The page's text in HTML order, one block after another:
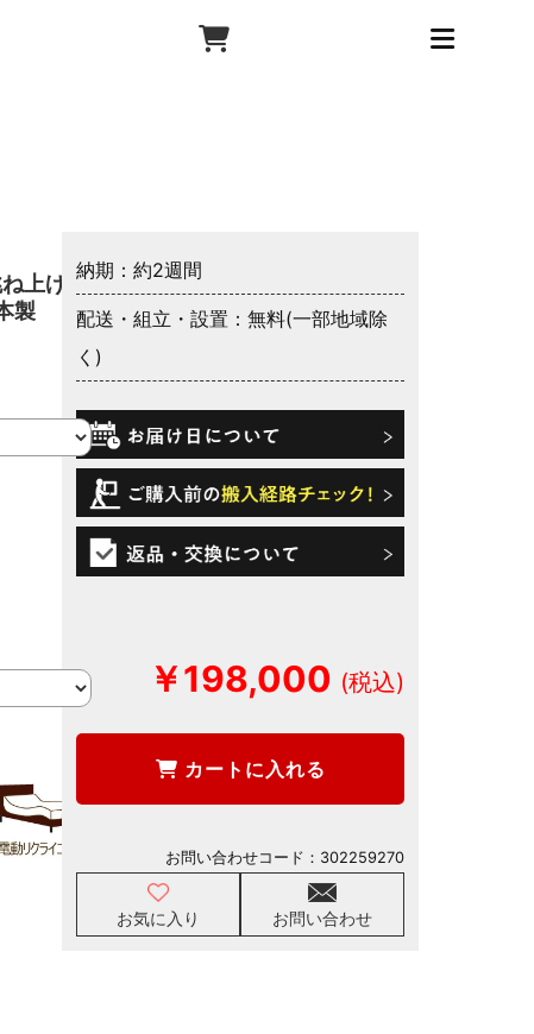
上げ収
製
納期：約2週間
配送・組立・設置：無料(一部地域除
く)
￥198,000
カートに入れる
お気に入り お問い合わせ
お問い合わせコード： 302259270